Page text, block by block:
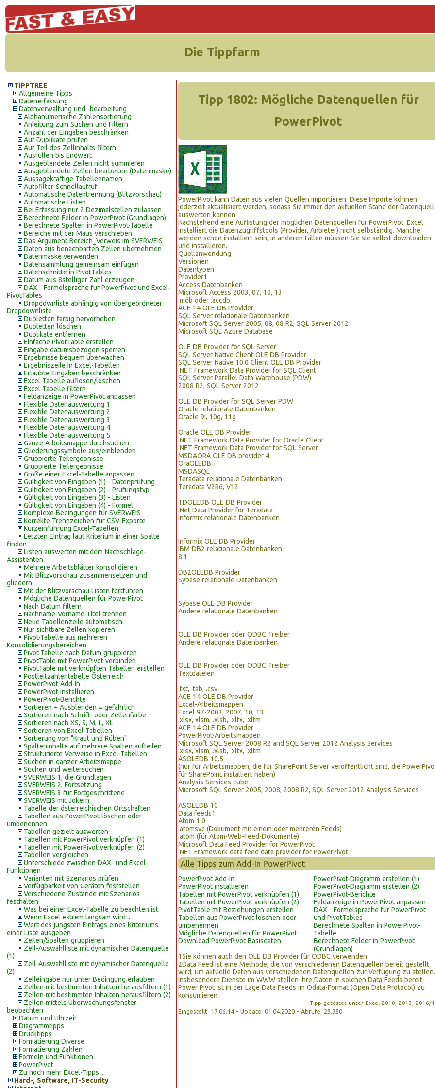
Die Tippfarm
TIPPTREE
Allgemeine Tipps
Datenerfassung
Datenverwaltung und -bearbeitung
Alphanumerische Zahlensortierung
Anleitung zum Suchen und Filtern
Anzahl der Eingaben beschränken
Auf Duplikate prüfen
Auf Teil des Zellinhalts filtern
Ausfüllen bis Endwert
Ausgeblendete Zeilen nicht summieren
Ausgeblendete Zellen bearbeiten (Datenmaske)
Aussagekräftige Tabellennamen
Autofilter-Schnellaufruf
Automatische Datentrennung (Blitzvorschau)
Automatische Listen
Bei Erfassung nur 2 Dezimalstellen zulassen
Berechnete Felder in PowerPivot (Grundlagen)
Berechnete Spalten in PowerPivot-Tabelle
Bereiche mit der Maus verschieben
Das Argument Bereich_Verweis im SVERWEIS
Daten aus benachbarten Zellen übernehmen
Datenmaske verwenden
Datensammlung gemeinsam einfügen
Datenschnitte in PivotTables
Datum aus 8stelliger Zahl erzeugen
DAX - Formelsprache für PowerPivot und Excel-
PivotTables
Dropdownliste abhängig von übergeordneter
Dropdownliste
Dubletten farbig hervorheben
Dubletten löschen
Duplikate entfernen
Einfache PivotTable erstellen
Eingabe datumsbezogen sperren
Ergebnisse bequem überwachen
Ergebniszeile in Excel-Tabellen
Erlaubte Eingaben beschränken
Excel-Tabelle auflösen/löschen
Excel-Tabelle filtern
Feldanzeige in PowerPivot anpassen
Flexible Datenauswertung 1
Flexible Datenauswertung 2
Flexible Datenauswertung 3
Flexible Datenauswertung 4
Flexible Datenauswertung 5
Ganze Arbeitsmappe durchsuchen
Gliederungssymbole aus/einblenden
Gruppierte Teilergebnisse
Gruppierte Teilergebnisse
Größe einer Excel-Tabelle anpassen
Gültigkeit von Eingaben (1) - Datenprüfung
Gültigkeit von Eingaben (2) - Prüfungstyp
Gültigkeit von Eingaben (3) - Listen
Gültigkeit von Eingaben (4) - Formel
Komplexe Bedingungen für SVERWEIS
Korrekte Trennzeichen für CSV-Exporte
Kurzeinführung Excel-Tabellen
Letzten Eintrag laut Kriterium in einer Spalte
finden
Listen auswerten mit dem Nachschlage-
Assistenten
Mehrere Arbeitsblätter konsolidieren
Mit Blitzvorschau zusammensetzen und
gliedern
Mit der Blitzvorschau Listen fortführen
Mögliche Datenquellen für PowerPivot
Nach Datum filtern
Nachname-Vorname-Titel trennen
Neue Tabellenzeile automatisch
Nur sichtbare Zellen kopieren
Pivot-Tabelle aus mehreren
Konsolidierungsbereichen
Pivot-Tabelle nach Datum gruppieren
PivotTable mit PowerPivot verbinden
PivotTable mit verknüpften Tabellen erstellen
Postleitzahlentabelle Österreich
PowerPivot Add-In
PowerPivot installieren
PowerPivot-Berichte
Sortieren + Ausblenden = gefährlich
Sortieren nach Schrift- oder Zellenfarbe
Sortieren nach XS, S, M, L, XL
Sortieren von Excel-Tabellen
Sortierung von "Kraut und Rüben"
Spalteninhalte auf mehrere Spalten aufteilen
Strukturierte Verweise in Excel-Tabellen
Suchen in ganzer Arbeitsmappe
Suchen und weitersuchen
SVERWEIS 1, die Grundlagen
SVERWEIS 2, Fortsetzung
SVERWEIS 3 für Fortgeschrittene
SVERWEIS mit Jokern
Tabelle der österreichischen Ortschaften
Tabellen aus PowerPivot löschen oder
umbenennen
Tabellen gezielt auswerten
Tabellen mit PowerPivot verknüpfen (1)
Tabellen mit PowerPivot verknüpfen (2)
Tabellen vergleichen
Unterschiede zwischen DAX- und Excel-
Funktionen
Varianten mit Szenarios prüfen
Verfügbarkeit von Geräten feststellen
Verschiedene Zustände mit Szenarios
festhalten
Was bei einer Excel-Tabelle zu beachten ist
Wenn Excel extrem langsam wird…
Wert des jüngsten Eintrags eines Kriteriums
einer Liste ausgeben
Zeilen/Spalten gruppieren
Zell-Auswahlliste mit dynamischer Datenquelle
(1)
Zell-Auswahlliste mit dynamischer Datenquelle
(2)
Zelleingabe nur unter Bedingung erlauben
Zellen mit bestimmten Inhalten herausfiltern (1)
Zellen mit bestimmten Inhalten herausfiltern (2)
Zellen mittels Überwachungsfenster
beobachten
Datum und Uhrzeit
Diagrammtipps
Drucktipps
Formatierung Diverse
Formatierung Zahlen
Formeln und Funktionen
PowerPivot
Zu noch mehr Excel-Tipps…
Hard-, Software, IT-Security
Tipp 1802: Mögliche Datenquellen für
PowerPivot
PowerPivot kann Daten aus vielen Quellen importieren. Diese Importe können
jederzeit aktualisiert werden, sodass Sie immer den aktuellen Stand der
auswerten können
Nachstehend eine Auflistung der möglichen Datenquellen für PowerPivot. Excel
installiert die Datenzugriffstools (Provider, Anbieter) nicht selbständig. Manche
werden schon installiert sein, in anderen Fällen müssen Sie sie selbst downloaden
und installieren.
Quellanwendung
Versionen
Datentypen
Provider1
Access Datenbanken
Microsoft Access 2003, 07, 10, 13
.mdb oder .accdb
ACE 14 OLE DB Provider
SQL Server relationale Datenbanken
Microsoft SQL Server 2005, 08, 08 R2, SQL Server 2012
Microsoft SQL Azure Database
OLE DB Provider for SQL Server
SQL Server Native Client OLE DB Provider
SQL Server Native 10.0 Client OLE DB Provider
.NET Framework Data Provider for SQL Client
SQL Server Parallel Data Warehouse (PDW)
2008 R2, SQL Server 2012
OLE DB Provider for SQL Server PDW
Oracle relationale Datenbanken
Oracle 9i, 10g, 11g
Oracle OLE DB Provider
.NET Framework Data Provider for Oracle Client
.NET Framework Data Provider for SQL Server
MSDAORA OLE DB provider 4
OraOLEDB
MSDASQL
Teradata relationale Datenbanken
Teradata V2R6, V12
TDOLEDB OLE DB Provider
.Net Data Provider for Teradata
Informix relationale Datenbanken
Informix OLE DB Provider
IBM DB2 relationale Datenbanken
8.1
DB2OLEDB Provider
Sybase relationale Datenbanken
Sybase OLE DB Provider
Andere relationale Datenbanken
OLE DB Provider oder ODBC Treiber
Andere relationale Datenbanken
OLE DB Provider oder ODBC Treiber
Textdateien
.txt, .tab, .csv
ACE 14 OLE DB Provider
Excel-Arbeitsmappen
Excel 97-2003, 2007, 10, 13
.xlsx, xlsm, .xlsb, .xltx, .xltm
ACE 14 OLE DB Provider
PowerPivot-Arbeitsmappen
Microsoft SQL Server 2008 R2 and SQL Server 2012 Analysis Services
.xlsx, xlsm, .xlsb, .xltx, .xltm
ASOLEDB 10.5
(nur für Arbeitsmappen, die für SharePoint Server veröffentlicht sind, die
für SharePoint installiert haben)
Analysis Services cube
Microsoft SQL Server 2005, 2008, 2008 R2, SQL Server 2012 Analysis Services
ASOLEDB 10
Data feeds1
Atom 1.0
.atomsvc (Dokument mit einem oder mehreren Feeds)
.atom (für Atom-Web-Feed-Dokumente)
Microsoft Data Feed Provider for PowerPivot
.NET Framework data feed data provider for PowerPivot
Alle Tipps zum Add-In PowerPivot
PowerPivot-Diagramm erstellen (1)
PowerPivot-Diagramm erstellen (2)
PowerPivot-Berichte
Feldanzeige in PowerPivot anpassen
DAX - Formelsprache für PowerPivot
und PivotTables
Berechnete Spalten in PowerPivot-
Tabelle
Berechnete Felder in PowerPivot
(Grundlagen)
PowerPivot Add-In
PowerPivot installieren
Tabellen mit PowerPivot verknüpfen (1)
Tabellen mit PowerPivot verknüpfen (2)
PivotTable mit Beziehungen erstellen
Tabellen aus PowerPivot löschen oder
umbenennen
Mögliche Datenquellen für PowerPivot
Download PowerPivot Basisdaten
1Sie können auch den OLE DB Provider für ODBC verwenden.
2Data Feed ist eine Methode, die von verschiedenen Datenquellen bereit gestellt
wird, um aktuelle Daten aus verschiedenen Datenquellen zur Verfügung zu stellen.
Insbesondere Dienste im WWW stellen Ihre Daten in solchen Data Feeds bereit.
Power Pivot ist in der Lage Data Feeds im Odata-Format (Open Data Protocol) zu
konsumieren.
Tipp getestet unter Excel 2010, 2013, 2016/
Eingestellt: 17.06.14 - Update: 01.04.2020 - Abrufe: 25.350